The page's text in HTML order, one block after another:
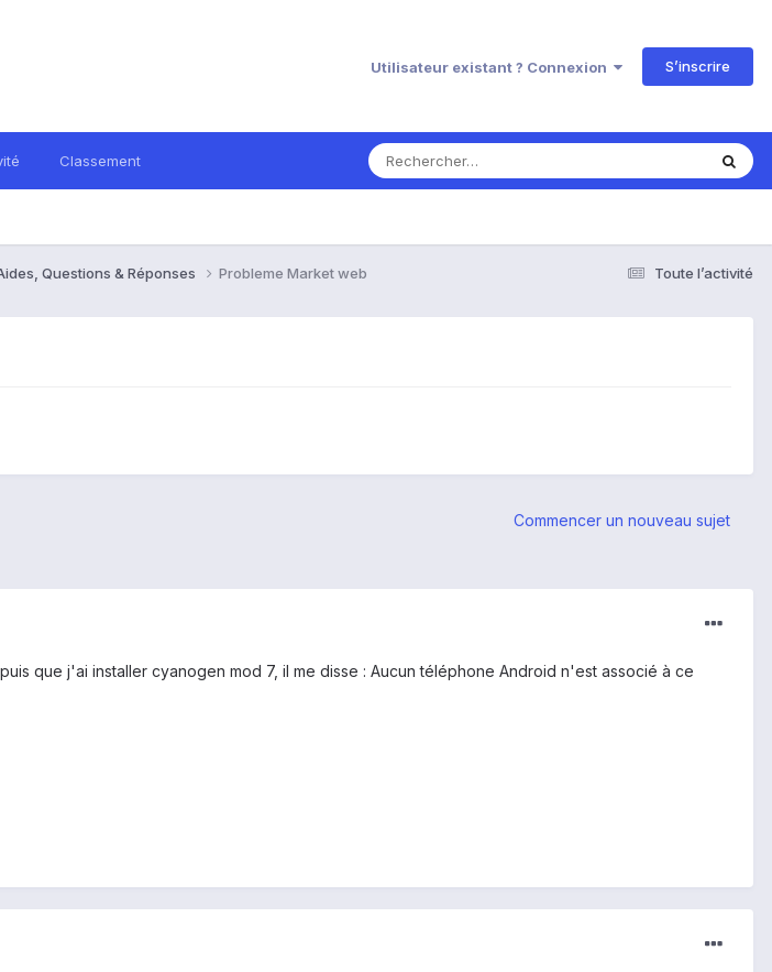
Utilisateur existant ? Connexion S’inscrire
Classement
Toute l’activité
Questions & Réponses Probleme Market web
Commencer un nouveau sujet
que j'ai installer cyanogen mod 7, il me disse : Aucun téléphone Android n'est associé à ce